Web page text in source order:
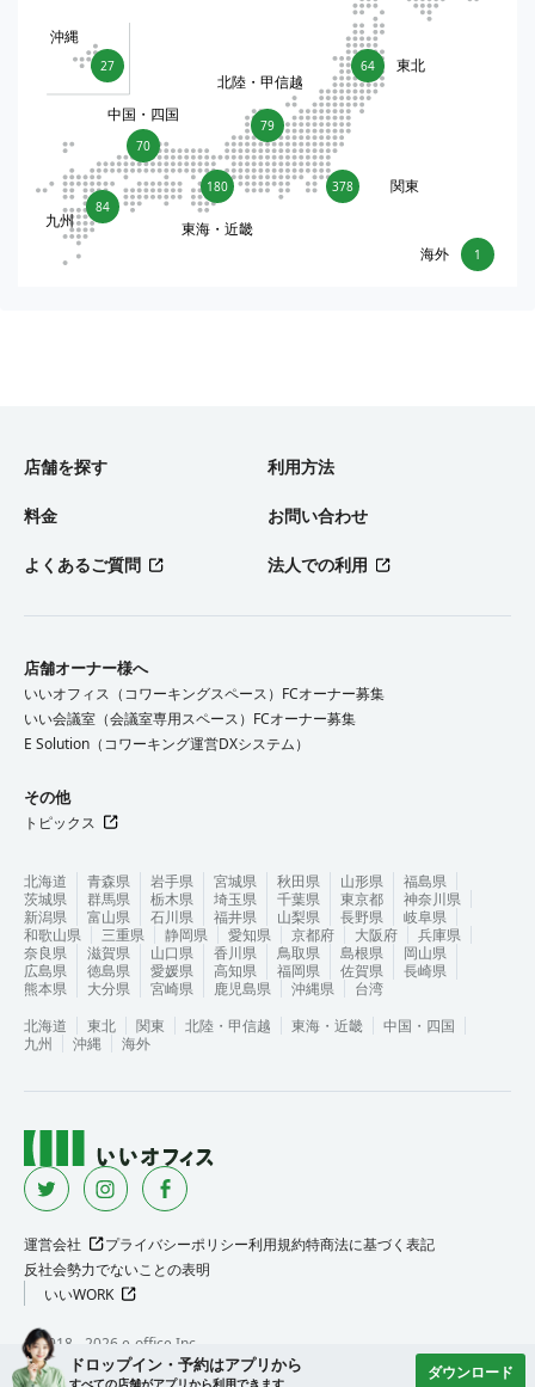
64 東北
378 関東
79
北陸・甲信越
180
東海・近畿
70
中国・四国
84
九州
27
沖縄
1
海外
ドロップイン・予約はアプリから
すべての店舗がアプリから利用できます
ダウンロード
店舗を探す 利用方法
料金 お問い合わせ
よくあるご質問 法人での利用
店舗オーナー様へ
いいオフィス（コワーキングスペース）FCオーナー募集
いい会議室（会議室専用スペース）FCオーナー募集
E Solution（コワーキング運営DXシステム）
その他
トピックス
北海道 青森県 岩手県 宮城県 秋田県 山形県
福島県
茨城県
群馬県 栃木県 埼玉県 千葉県 東京都
神奈川県
新潟県
富山県 石川県 福井県 山梨県 長野県
岐阜県
和歌山県
三重県 静岡県 愛知県 京都府 大阪府
兵庫県
奈良県
滋賀県 山口県 香川県 鳥取県 島根県
岡山県
広島県
徳島県 愛媛県 高知県 福岡県 佐賀県
長崎県
熊本県
大分県 宮崎県 鹿児島県 沖縄県
台湾
北海道
東北 関東 北陸・甲信越 東海・近畿
中国・四国
九州
沖縄 海外
運営会社 プライバシーポリシー利用規約特商法に基づく表記
反社会勢力でないことの表明
いいWORK
©︎ 2018 - 2026 e-office Inc.